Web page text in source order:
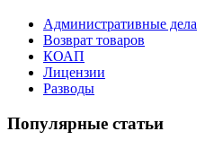
Административные дела
Возврат товаров
КОАП
Лицензии
Разводы
Популярные статьи